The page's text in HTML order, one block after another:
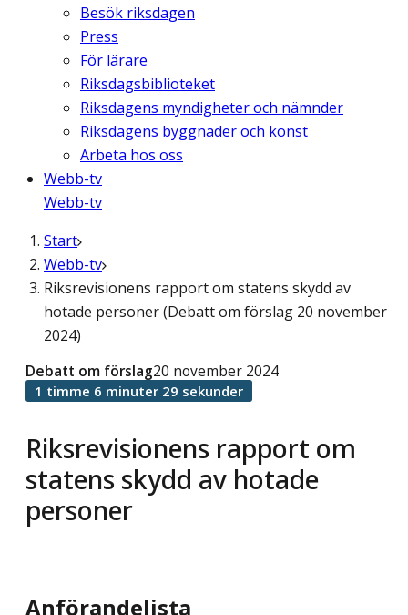
Besök riksdagen
Press
För lärare
Riksdagsbiblioteket
Riksdagens myndigheter och nämnder
Riksdagens byggnader och konst
Arbeta hos oss
Webb-tv
Webb-tv
Start
Webb-tv
Riksrevisionens rapport om statens skydd av
hotade personer (Debatt om förslag 20 november
2024)
Riksrevisionens rapport om
statens skydd av hotade
personer
Debatt om förslag20 november 2024
1 timme 6 minuter 29 sekunder
Anförandelista